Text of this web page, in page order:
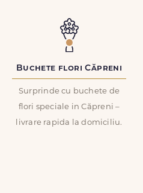
Buchete flori Căpreni
Surprinde cu buchete de
flori speciale in Căpreni –
livrare rapida la domiciliu.